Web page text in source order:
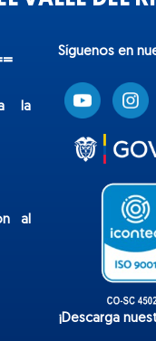
a la
al
Síguenos en
¡Descarga